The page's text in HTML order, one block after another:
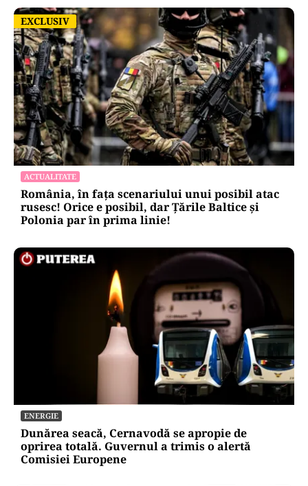
EXCLUSIV
EXCLUSIV
ACTUALITATE
România, în fața scenariului unui posibil atac
rusesc! Orice e posibil, dar Țările Baltice și
Polonia par în prima linie!
ENERGIE
Dunărea seacă, Cernavodă se apropie de
oprirea totală. Guvernul a trimis o alertă
Comisiei Europene